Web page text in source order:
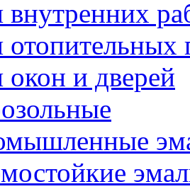
внутренних
отопительных
окон и дверей